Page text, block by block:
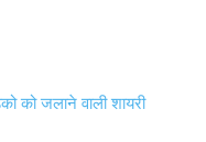
को जलाने वाली शायरी